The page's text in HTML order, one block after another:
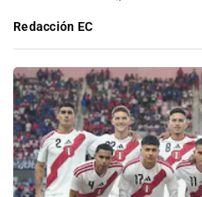
Redacción EC